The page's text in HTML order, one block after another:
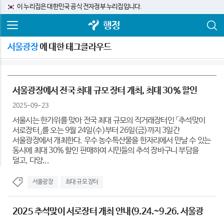
이 누리집은 대한민국 공식 전자정부 누리집입니다.
행정
서울광장에 대한 태그클라우드
서울광장에서 전국 최대 규모 장터 개최, 최대 30％ 할인
2025-09-23
서울시는 한가위를 맞아 전국 최대 규모의 직거래장터인 「추석맞이
서로장터」를 오는 9월 24일(수)부터 26일(금)까지 3일간
서울광장에서 개최한다. 우수 농수특산물을 한자리에서 만날 수 있는
동시에 최대 30% 할인 판매하여 시민들의 추석 장바구니 부담을
덜고, 다양...
서울광장 최대 규모 장터
2025 추석맞이 서로장터 개최 안내(9.24.~9.26. 서울광